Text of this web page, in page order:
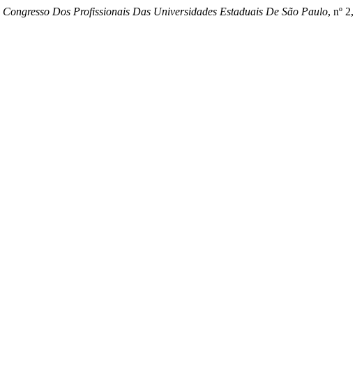
Congresso Dos Profissionais Das Universidades Estaduais De São Paulo, nº 2,